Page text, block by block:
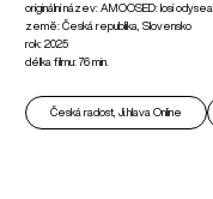
originální název: AMOOSED: losí odysea
země: Česká republika, Slovensko
rok: 2025
délka filmu: 76 min.
Česká radost, Ji.hlava Online